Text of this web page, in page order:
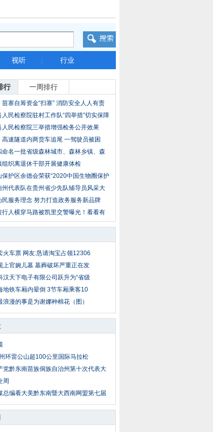
视听 | 行业
行 一周排行
苗寨自筹资金“扫寨” 消防安全人人有责
人民检察院驻村工作队“四举措”切实保障
人民检察院三举措增强检务公开效果
高速隧道内两货车追尾 一驾驶员被困
命名一批省级森林城市、森林乡镇、森
组织离退休干部开展健康体检
保护区余德会荣获“2020中国生物圈保护
州代表队在贵州省少先队辅导员风采大
民服务理念 努力打造政务服务新品牌
行人横穿马路被凯里交警曝光！看看有
火车票 网友:恳请淘宝占领12306
上官婉儿墓 墓葬破坏严重正在发
汉天下电子有限公司跃升为“省级
地铁车厢内晕倒 3节车厢乘客10
浪漫的事是为谢娜种棉花（图）
环雷公山超100公里国际马拉松
党黔东南苗族侗族自治州第十次代表大
周
总编看大美黔东南暨大西南网盟第七届